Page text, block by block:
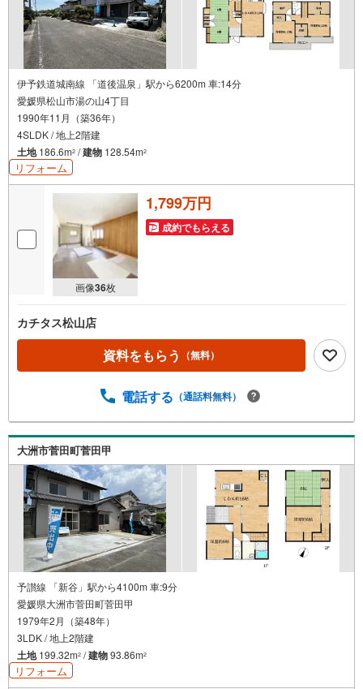
伊予鉄道城南線 「道後温泉」駅から6200m 車:14分
愛媛県松山市湯の山4丁目
1990年11月（築36年）
4SLDK / 地上2階建
土地186.6m2 /建物 128.54m2
リフォーム
画像36枚
1,799万円
成約でもらえる
カチタス松山店
資料をもらう （無料）
電話する （通話料無料）
大洲市菅田町菅田甲
予讃線 「新谷」駅から4100m 車:9分
愛媛県大洲市菅田町菅田甲
1979年2月（築48年）
3LDK / 地上2階建
土地199.32m2 /建物93.86m2
リフォーム